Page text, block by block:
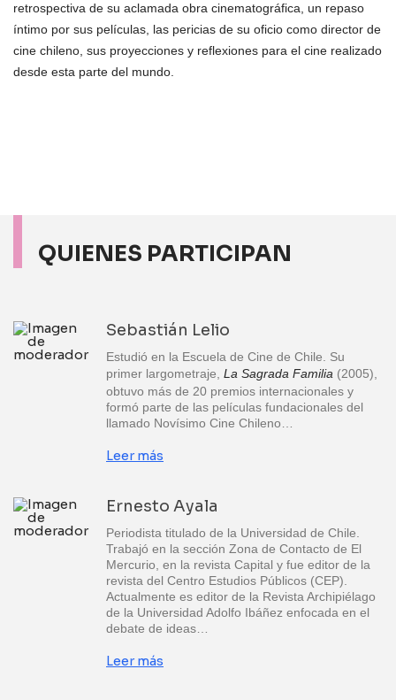
retrospectiva de su aclamada obra cinematográfica, un repaso
íntimo por sus películas, las pericias de su oficio como director de
cine chileno, sus proyecciones y reflexiones para el cine realizado
desde esta parte del mundo.
QUIENES PARTICIPAN
Sebastián Lelio
Estudió en la Escuela de Cine de Chile. Su
primer largometraje, La Sagrada Familia (2005),
obtuvo más de 20 premios internacionales y
formó parte de las películas fundacionales del
llamado Novísimo Cine Chileno…
Leer más
Ernesto Ayala
Periodista titulado de la Universidad de Chile.
Trabajó en la sección Zona de Contacto de El
Mercurio, en la revista Capital y fue editor de la
revista del Centro Estudios Públicos (CEP).
Actualmente es editor de la Revista Archipiélago
de la Universidad Adolfo Ibáñez enfocada en el
debate de ideas…
Leer más